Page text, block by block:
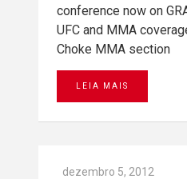
conference now on
UFC and MMA
Choke MMA section
LEIA MAIS
dezembro 5, 2012